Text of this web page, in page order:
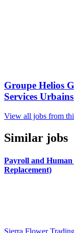
Groupe Helios
Services
View all jobs from
Similar jobs
Payroll and Human
Replacement)
Sierra Flower